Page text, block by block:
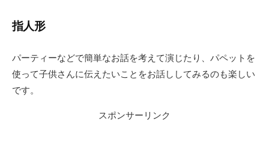
指人形
パーティーなどで簡単なお話を考えて演じたり、パペットを
使って子供さんに伝えたいことをお話ししてみるのも楽しい
です。
スポンサーリンク